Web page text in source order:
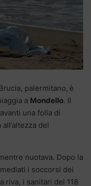
palermitano, è
a Mondello. Il
una folla di
del
nuotava. Dopo la
i soccorsi dei
riva, i sanitari del 118